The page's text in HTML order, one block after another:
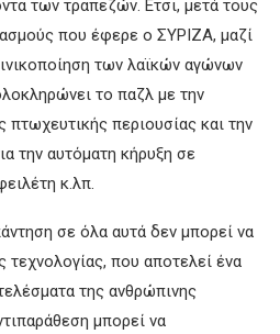
των τραπεζών. Ετσι, μετά τους
που έφερε ο ΣΥΡΙΖΑ, μαζί
των λαϊκών αγώνων
το παζλ με την
πτωχευτικής περιουσίας και την
την αυτόματη κήρυξη σε
κ.λπ.
σε όλα αυτά δεν μπορεί να
τεχνολογίας, που αποτελεί ένα
της ανθρώπινης
μπορεί να